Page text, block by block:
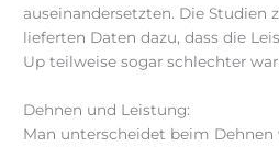
auseinandersetzten. Die Studien
lieferten Daten dazu, dass die
Up teilweise sogar schlechter
Dehnen und Leistung:
Man unterscheidet beim Dehnen